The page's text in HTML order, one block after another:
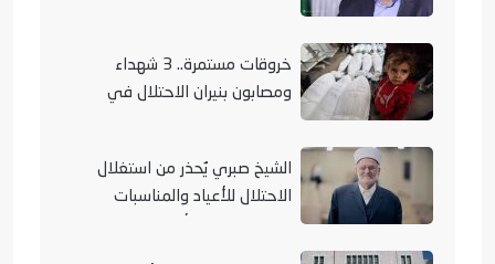
خروقات مستمرة.. 3 شهداء
ومصابون بنيران الاحتلال في
الشيخ صبري يُحذر من استغلال
الاحتلال للأعياد والمناسبات